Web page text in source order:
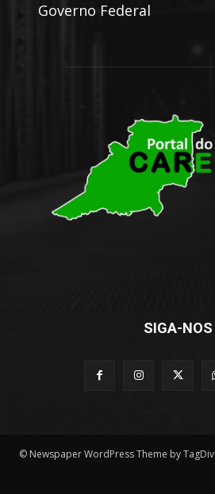
Governo Federal
SIGA-NOS
© Newspaper WordPress Theme by TagDiv